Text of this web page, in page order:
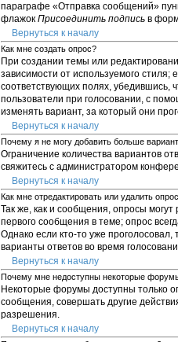
параграфе «Отправка сообщений»
флажокПрисоединить подпись в
Вернуться к началу
Как мне создать опрос?
При создании темы или
зависимости от используемого
соответствующих полях, убедившись,
пользователи при голосовании, с
изменять вариант, за который они
Вернуться к началу
Почему я не могу добавить больше
Ограничение количества вариантов
свяжитесь с администратором
Вернуться к началу
Как мне отредактировать или удалить
Так же, как и сообщения, опросы
первого сообщения в теме; опрос
Однако если кто-то уже
варианты ответов во время
Вернуться к началу
Почему мне недоступны некоторые
Некоторые форумы доступны только
сообщения, совершать другие
разрешения.
Вернуться к началу